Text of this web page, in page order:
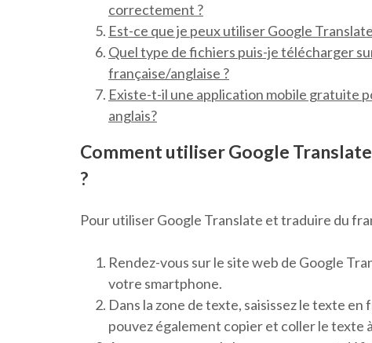
correctement ?
Est-ce que je peux utiliser Google
Quel type de fichiers puis-je télécharger
française/anglaise ?
Existe-t-il une application mobile gratuite
anglais?
Comment utiliser Google
?
Pour utiliser Google Translate et traduire du
Rendez-vous sur le site web de Google
votre smartphone.
Dans la zone de texte, saisissez le texte
pouvez également copier et coller le texte